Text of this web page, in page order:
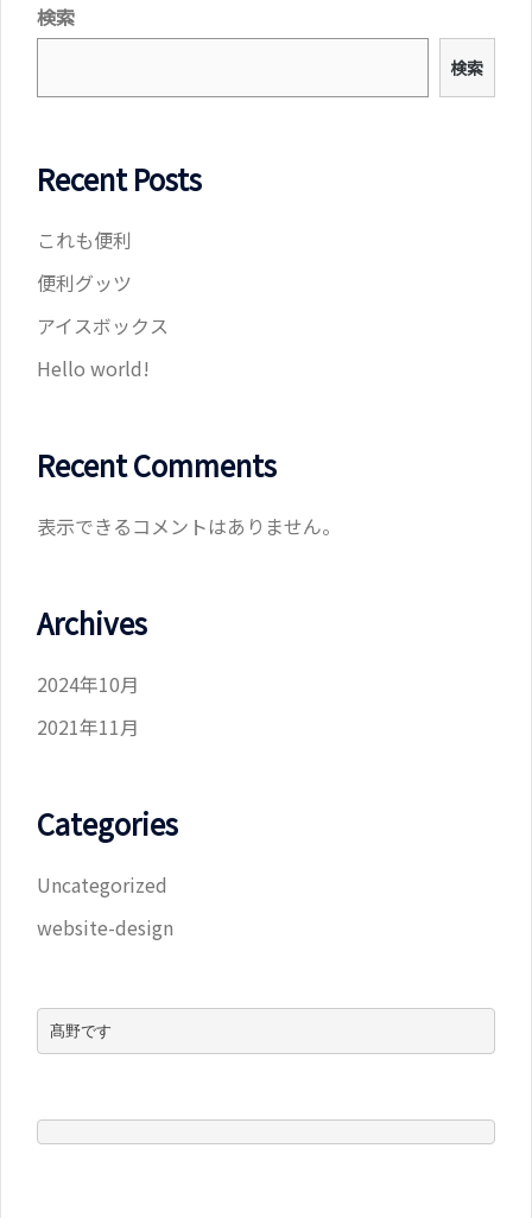
検索
検索
Recent Posts
これも便利
便利グッツ
アイスボックス
Hello world!
Recent Comments
表示できるコメントはありません。
Archives
2024年10月
2021年11月
Categories
Uncategorized
website-design
髙野です